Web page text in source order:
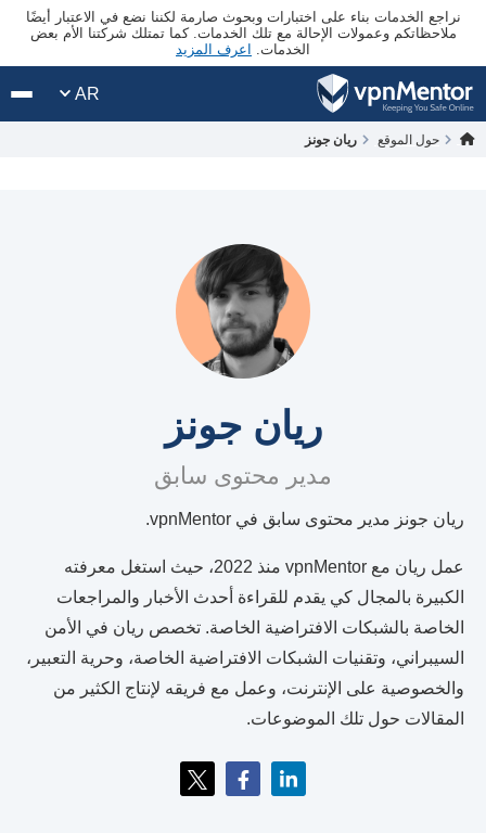
نراجع الخدمات بناء على اختبارات وبحوث صارمة لكننا نضع في الاعتبار أيضًا
ملاحظاتكم وعمولات الإحالة مع تلك الخدمات. كما تمتلك شركتنا الأم بعض
الخدمات. اعرف المزيد
AR
حول الموقع ريان جونز
ريان جونز
مدير محتوى سابق
ريان جونز مدير محتوى سابق في vpnMentor.
عمل ريان مع vpnMentor منذ 2022، حيث استغل معرفته
الكبيرة بالمجال كي يقدم للقراءة أحدث الأخبار والمراجعات
الخاصة بالشبكات الافتراضية الخاصة. تخصص ريان في الأمن
السيبراني، وتقنيات الشبكات الافتراضية الخاصة، وحرية التعبير،
والخصوصية على الإنترنت، وعمل مع فريقه لإنتاج الكثير من
المقالات حول تلك الموضوعات.